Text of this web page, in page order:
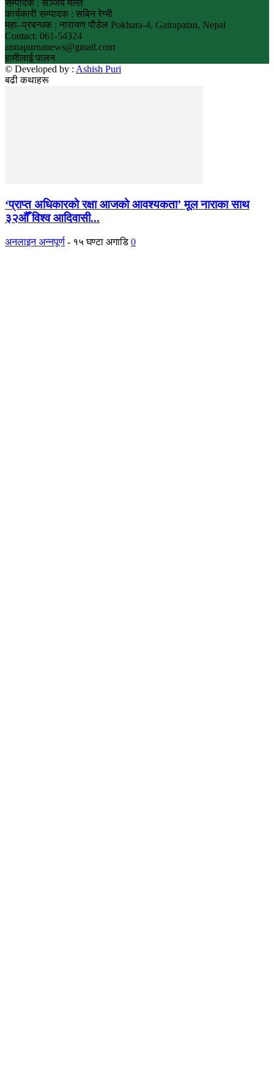
सम्पादक : सञ्जय मल्ल
कार्यकारी सम्पादक : सबिन रेग्मी
महा–प्रबन्धक : नारायण पौडेल Pokhara-4, Gairapatan, Nepal
Contact: 061-54324
annapurnanews@gmail.com
हामीलाई पालन
© Developed by : Ashish Puri
बढी कथाहरू
‘प्राप्त अधिकारको रक्षा आजको आवश्यकता’ मूल नाराका साथ
३२औँ विश्व आदिवासी...
अनलाइन अन्नपूर्ण - १५ घण्टा अगाडि 0